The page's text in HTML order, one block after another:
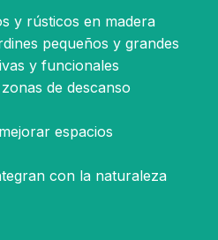
y rústicos en madera
pequeños y grandes
y funcionales
de descanso
espacios
con la naturaleza